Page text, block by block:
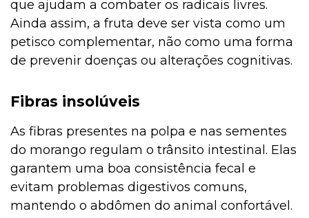
que ajudam a combater os radicais livres.
Ainda assim, a fruta deve ser vista como um
petisco complementar, não como uma forma
de prevenir doenças ou alterações cognitivas.
Fibras insolúveis
As fibras presentes na polpa e nas sementes
do morango regulam o trânsito intestinal. Elas
garantem uma boa consistência fecal e
evitam problemas digestivos comuns,
mantendo o abdômen do animal confortável.